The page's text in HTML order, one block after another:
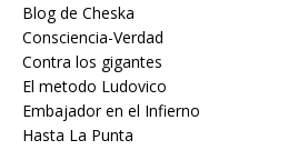
Blog de Cheska
Consciencia-Verdad
Contra los gigantes
El metodo Ludovico
Embajador en el Infierno
Hasta La Punta